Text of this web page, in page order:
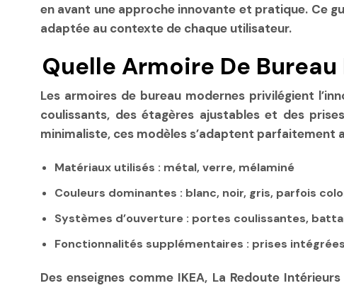
en avant une approche innovante et pratique. Ce
adaptée au contexte de chaque utilisateur.
Quelle Armoire De
Les armoires de bureau modernes privilégient
coulissants, des étagères ajustables et des
minimaliste, ces modèles s’adaptent
Matériaux utilisés : métal, verre, mélaminé
Couleurs dominantes : blanc, noir, gris, parfois
Systèmes d’ouverture : portes coulissantes,
Fonctionnalités supplémentaires : prises
Des enseignes comme IKEA, La Redoute